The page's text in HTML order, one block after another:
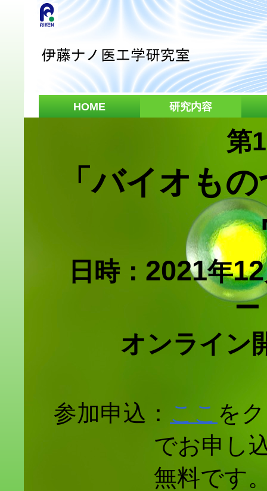
HOME 研究内容
第
「バイオも
日時： 2021年12
ー
オンライン
参加申込： ここ を
でお申し
無料です